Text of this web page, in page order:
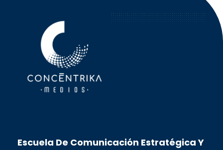
Escuela De Comunicación Estratégica Y